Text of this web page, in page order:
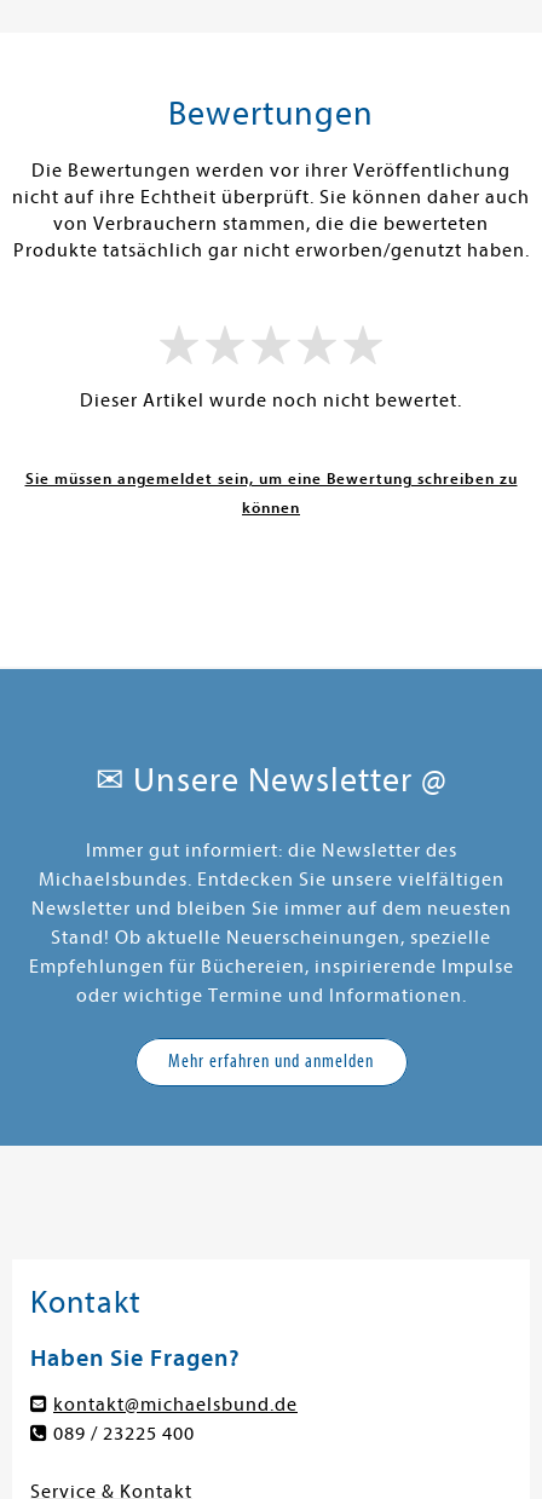
Warenkorb
Bewertungen
Die Bewertungen werden vor ihrer Veröffentlichung
nicht auf ihre Echtheit überprüft. Sie können daher auch
von Verbrauchern stammen, die die bewerteten
Produkte tatsächlich gar nicht erworben/genutzt haben.
Dieser Artikel wurde noch nicht bewertet.
Sie müssen angemeldet sein, um eine Bewertung schreiben zu
können
✉ Unsere Newsletter @
Immer gut informiert: die Newsletter des
Michaelsbundes. Entdecken Sie unsere vielfältigen
Newsletter und bleiben Sie immer auf dem neuesten
Stand! Ob aktuelle Neuerscheinungen, spezielle
Empfehlungen für Büchereien, inspirierende Impulse
oder wichtige Termine und Informationen.
Mehr erfahren und anmelden
Kontakt
Haben Sie Fragen?
kontakt@michaelsbund.de
089 / 23225 400
Service & Kontakt